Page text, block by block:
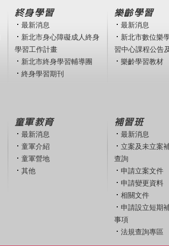
終身學習
最新消息
新北市身心障礙成人終身
學習工作計畫
新北市終身學習輔導團
終身學習期刊
樂齡學習
最新消息
新北市數位樂
習中心課程公告
樂齡學習教材
童軍教育
最新消息
童軍介紹
童軍營地
其他
補習班
最新消息
立案及未立案
查詢
申請立案文件
申請變更資料
相關文件
申請設立短期
事項
法規查詢專區